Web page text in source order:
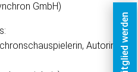
GmbH)
Autorin,